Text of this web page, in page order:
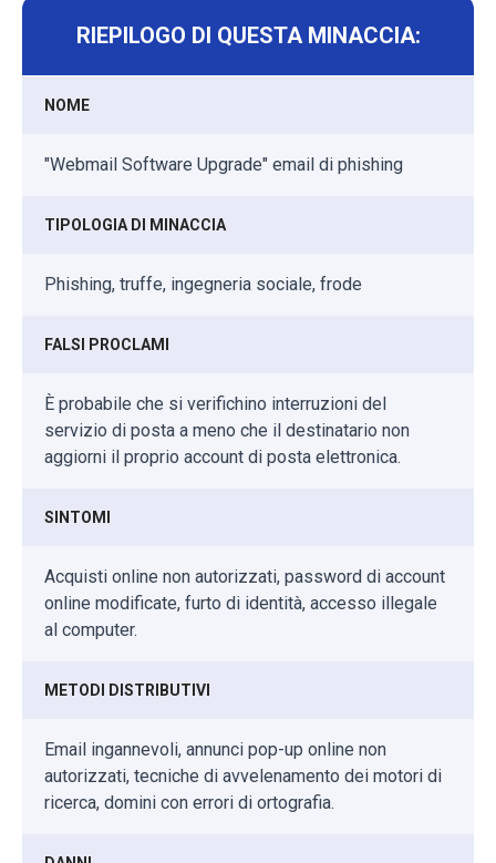
RIEPILOGO DI QUESTA MINACCIA:
NOME
"Webmail Software Upgrade" email di phishing
TIPOLOGIA DI MINACCIA
Phishing, truffe, ingegneria sociale, frode
FALSI PROCLAMI
È probabile che si verifichino interruzioni del
servizio di posta a meno che il destinatario non
aggiorni il proprio account di posta elettronica.
SINTOMI
Acquisti online non autorizzati, password di account
online modificate, furto di identità, accesso illegale
al computer.
METODI DISTRIBUTIVI
Email ingannevoli, annunci pop-up online non
autorizzati, tecniche di avvelenamento dei motori di
ricerca, domini con errori di ortografia.